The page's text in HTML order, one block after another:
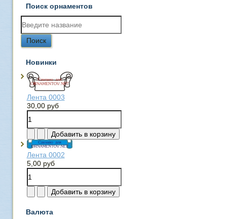
Поиск орнаментов
Новинки
Лента 0003
30,00 руб
Лента 0002
5,00 руб
Валюта